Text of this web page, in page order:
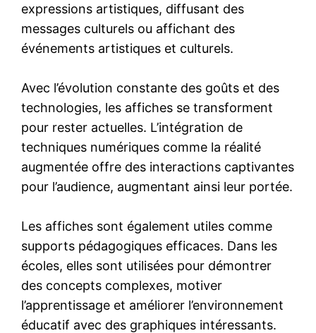
expressions artistiques, diffusant des
messages culturels ou affichant des
événements artistiques et culturels.
Avec l’évolution constante des goûts et des
technologies, les affiches se transforment
pour rester actuelles. L’intégration de
techniques numériques comme la réalité
augmentée offre des interactions captivantes
pour l’audience, augmentant ainsi leur portée.
Les affiches sont également utiles comme
supports pédagogiques efficaces. Dans les
écoles, elles sont utilisées pour démontrer
des concepts complexes, motiver
l’apprentissage et améliorer l’environnement
éducatif avec des graphiques intéressants.